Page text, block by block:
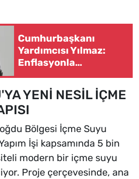
Cumhurbaşkanı
Yardımcısı Yılmaz:
Enflasyonla
politikalar sürecek
YENİ NESİL İÇME
Bölgesi İçme Suyu
İşi kapsamında 5 bin
modern bir içme suyu
Proje çerçevesinde, ana